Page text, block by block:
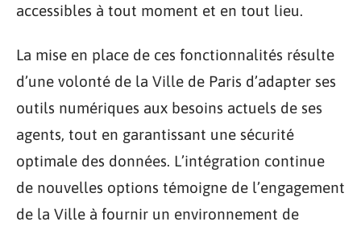
accessibles à tout moment et en tout lieu.
La mise en place de ces fonctionnalités résulte
d’une volonté de la Ville de Paris d’adapter ses
outils numériques aux besoins actuels de ses
agents, tout en garantissant une sécurité
optimale des données. L’intégration continue
de nouvelles options témoigne de l’engagement
de la Ville à fournir un environnement de